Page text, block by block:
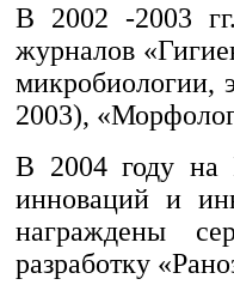
В 2002 -2003
журналов
микробиологии,
2003),
В 2004 году на
инноваций и
награждены
разработку